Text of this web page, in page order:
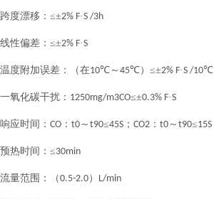
跨度漂移：≤±2% F·S /3h
线性偏差：≤±2% F·S
温度附加误差：（在10℃～ 45℃）≤±2% F·S /10℃
一氧化碳干扰： 1250mg/m3CO≤±0.3% F·S
响应时间： CO ： t0 ～ t90≤45S ； CO2 ： t0 ～ t90≤15S
预热时间：≤30min
流量范围：（0.5-2.0） L/min